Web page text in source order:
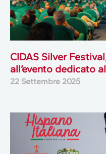
CIDAS Silver
all’evento dedicato
22 Settembre 2025